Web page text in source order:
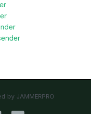
by JAMMERPRO